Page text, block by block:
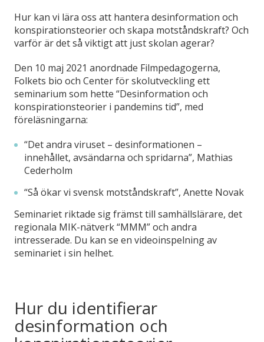
Hur kan vi lära oss att hantera desinformation och
konspirationsteorier och skapa motståndskraft? Och
varför är det så viktigt att just skolan agerar?
Den 10 maj 2021 anordnade Filmpedagogerna,
Folkets bio och Center för skolutveckling ett
seminarium som hette “Desinformation och
konspirationsteorier i pandemins tid”, med
föreläsningarna:
“Det andra viruset – desinformationen –
innehållet, avsändarna och spridarna”, Mathias
Cederholm
“Så ökar vi svensk motståndskraft”, Anette Novak
Seminariet riktade sig främst till samhällslärare, det
regionala MIK-nätverk “MMM” och andra
intresserade. Du kan se en videoinspelning av
seminariet i sin helhet.
Hur du identifierar
desinformation och